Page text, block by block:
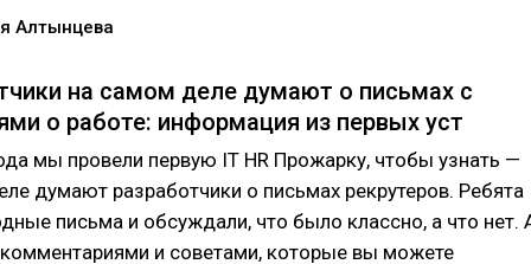
Алтынцева
на самом деле думают о письмах с
о работе: информация из первых уст
мы провели первую IT HR Прожарку, чтобы узнать —
думают разработчики о письмах рекрутеров. Ребята
письма и обсуждали, что было классно, а что нет.
и советами, которые вы можете